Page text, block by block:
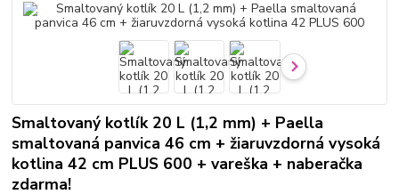
Smaltovaný kotlík 20 L (1,2 mm) + Paella
smaltovaná panvica 46 cm + žiaruvzdorná vysoká
kotlina 42 cm PLUS 600 + vareška + naberačka
zdarma!